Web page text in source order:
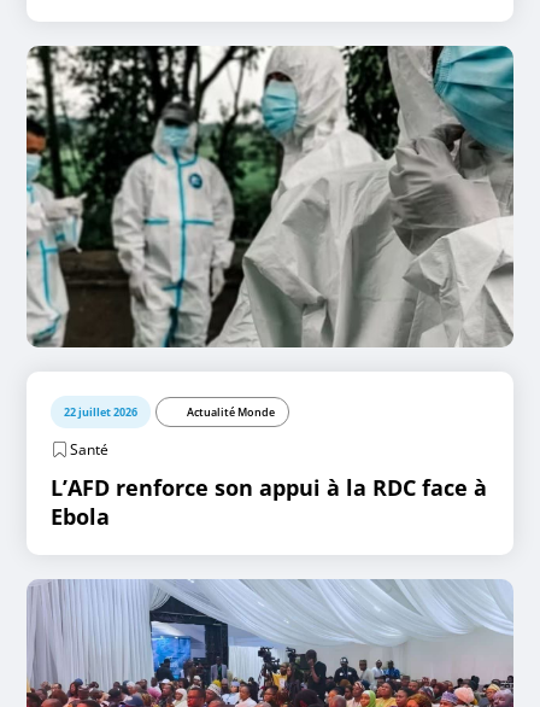
22 juillet 2026 Actualité Monde
Santé
L’AFD renforce son appui à la RDC face à
Ebola